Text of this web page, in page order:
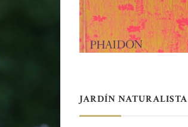
JARDÍN NATURALISTA